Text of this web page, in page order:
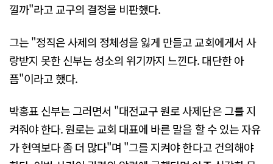
낄까"라고 교구의 결정을 비판했다.
그는 "정직은 사제의 정체성을 잃게 만들고 교회에게서 사
랑받지 못한 신부는 성소의 위기까지 느낀다. 대단한 아
픔"이라고 했다.
박홍표 신부는 그러면서 "대전교구 원로 사제단은 그를 지
켜줘야 한다. 원로는 교회 대표에 바른 말을 할 수 있는 자유
가 현역보다 좀 더 많다"며 "그를 지켜야 한다고 건의해야